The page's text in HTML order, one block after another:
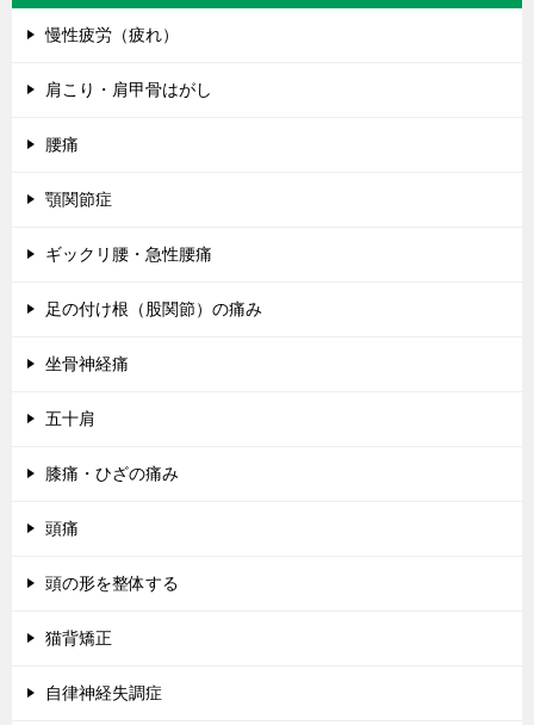
慢性疲労（疲れ）
肩こり・肩甲骨はがし
腰痛
顎関節症
ギックリ腰・急性腰痛
足の付け根（股関節）の痛み
坐骨神経痛
五十肩
膝痛・ひざの痛み
頭痛
頭の形を整体する
猫背矯正
自律神経失調症